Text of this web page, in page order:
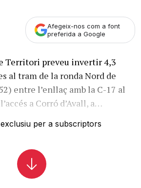
Afegeix-nos com a font
preferida a Google
Territori preveu invertir 4,3
al tram de la ronda Nord de
entre l’enllaç amb la C-17 al
a Corró d’Avall, a…
per a subscriptors